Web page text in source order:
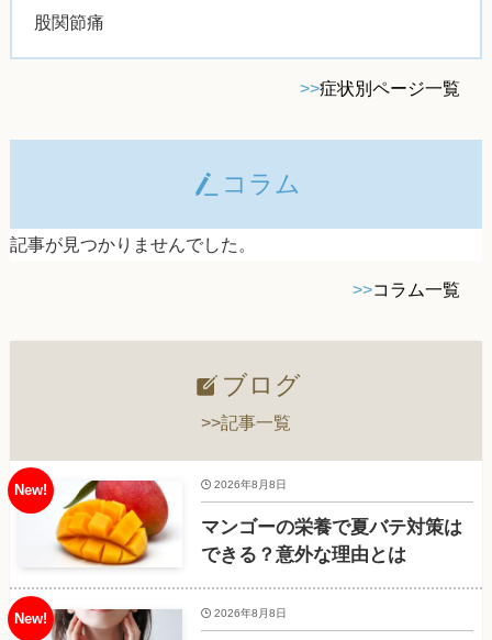
股関節痛
>>症状別ページ一覧
コラム
記事が見つかりませんでした。
>>コラム一覧
ブログ
>>記事一覧
マンゴーの栄養で夏バテ対策は
できる？意外な理由とは
2026年8月8日
2026年8月8日